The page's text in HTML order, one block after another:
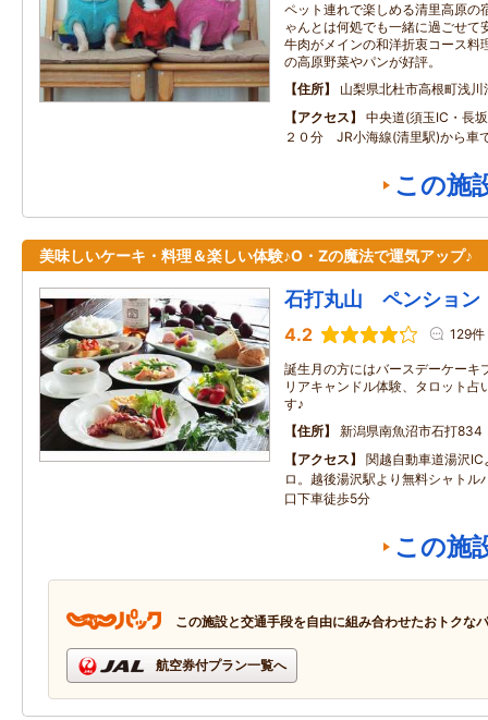
ペット連れで楽しめる清里高原の
ゃんとは何処でも一緒に過ごせて
牛肉がメインの和洋折衷コース料
の高原野菜やパンが好評。
住所
山梨県北杜市高根町浅
アクセス
中央道(須玉IC・長
２０分 JR小海線(清里駅)から車
この施
美味しいケーキ・料理＆楽しい体験♪O・Zの魔法で運気アップ♪
石打丸山 ペンショ
4.2 129件
誕生月の方にはバースデーケーキ
リアキャンドル体験、タロット占
す♪
住所
新潟県南魚沼市石打834
アクセス
関越自動車道湯沢
ロ。越後湯沢駅より無料シャトル
口下車徒歩5分
この施
この施設と交通手段を自由に組み合わせたおトクな
航空券付プラン一覧へ